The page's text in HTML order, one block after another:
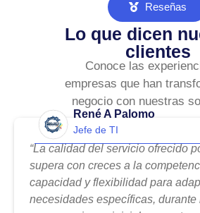
Reseñas
Lo que dicen
clientes
Conoce las
empresas que han
negocio con nuestras
René A Palomo
Jefe de TI
“La calidad del servicio ofrecido
supera con creces a la
capacidad y flexibilidad para
necesidades específicas, durante